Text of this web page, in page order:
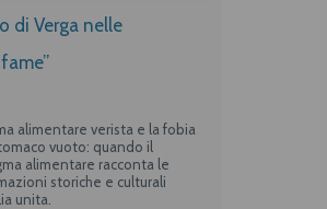
di Verga nelle
alimentare verista e la fobia
vuoto: quando il
alimentare racconta le
storiche e culturali
unita.